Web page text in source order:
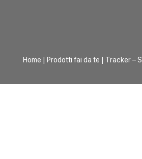
Home Prodotti fai da te | Tracker –